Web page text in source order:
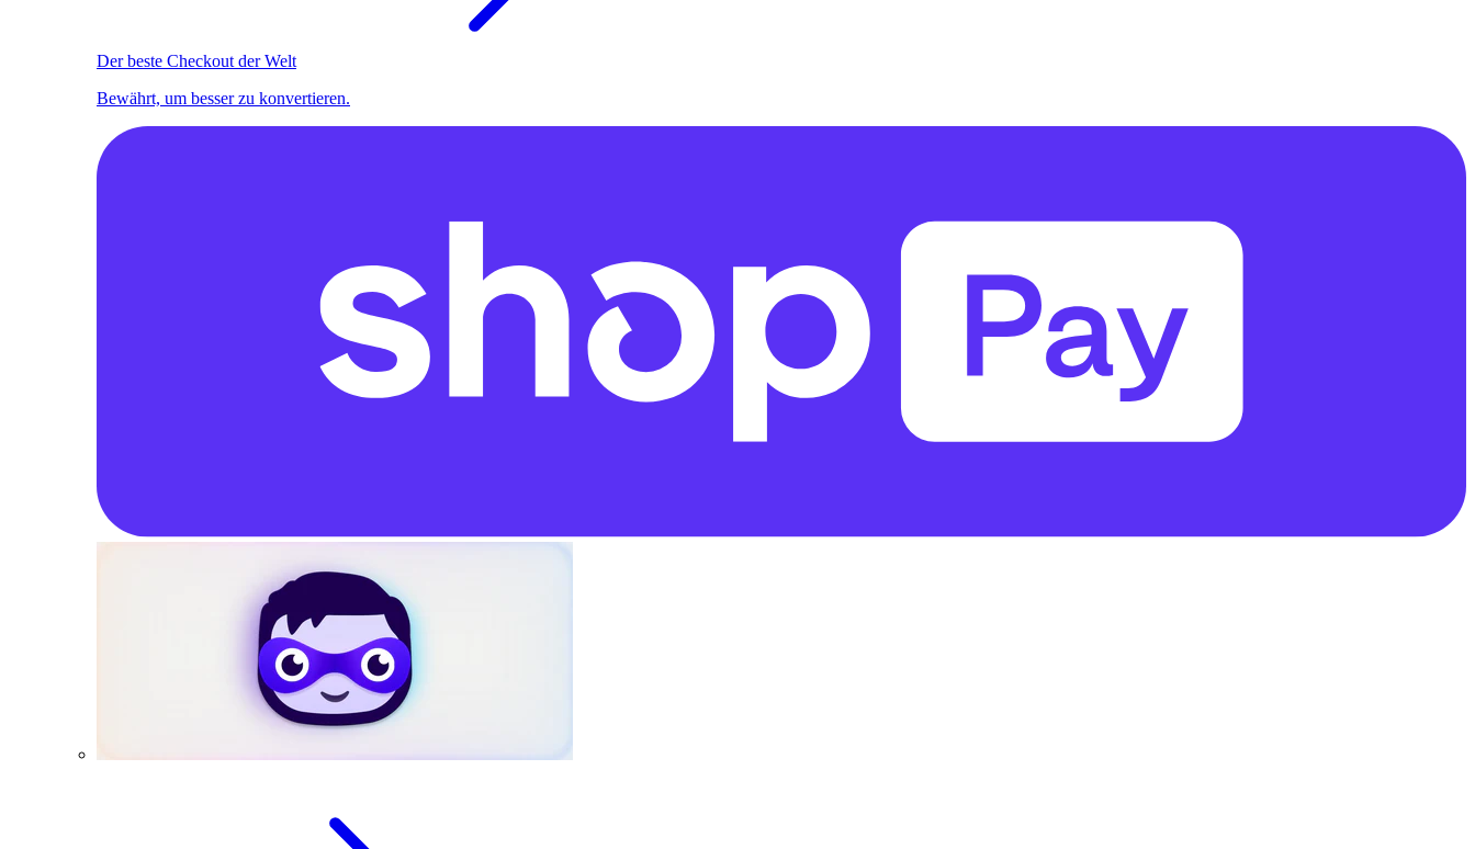
Der beste Checkout der Welt
Bewährt, um besser zu konvertieren.